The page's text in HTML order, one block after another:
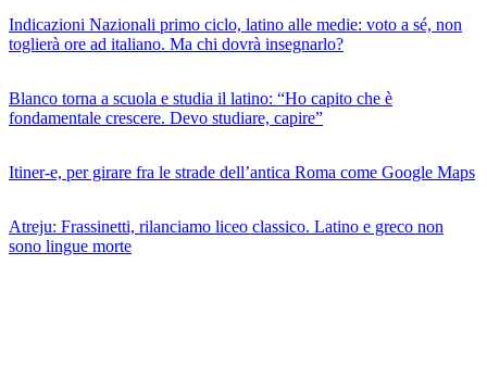
Indicazioni Nazionali primo ciclo, latino alle medie: voto a sé, non
toglierà ore ad italiano. Ma chi dovrà insegnarlo?
Blanco torna a scuola e studia il latino: “Ho capito che è
fondamentale crescere. Devo studiare, capire”
Itiner-e, per girare fra le strade dell’antica Roma come Google Maps
Atreju: Frassinetti, rilanciamo liceo classico. Latino e greco non
sono lingue morte